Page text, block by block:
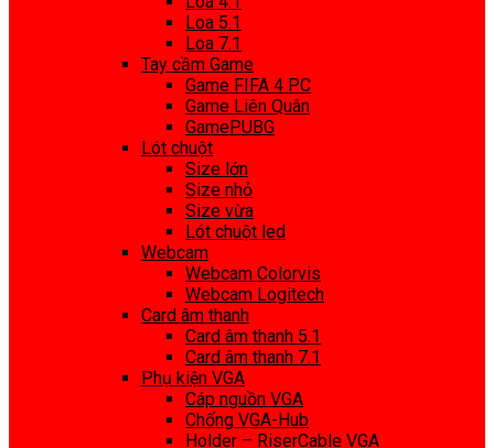
Loa 5.1
Loa 7.1
Tay cầm Game
Game FIFA 4 PC
Game Liên Quân
GamePUBG
Lót chuột
Size lớn
Size nhỏ
Size vừa
Lót chuột led
Webcam
Webcam Colorvis
Webcam Logitech
Card âm thanh
Card âm thanh 5.1
Card âm thanh 7.1
Phụ kiện VGA
Cáp nguồn VGA
Chống VGA-Hub
Holder – RiserCable VGA